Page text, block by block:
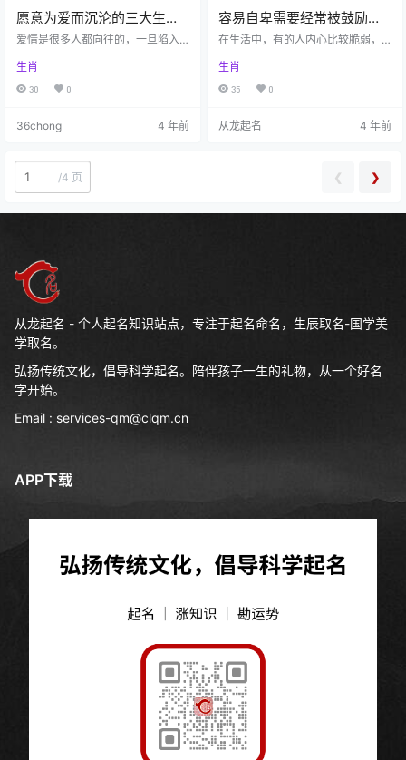
愿意为爱而沉沦的三大生肖
都有谁
爱情是很多人都向往的，一旦陷入
迷，迷失了自己，迷失了方向，只
能够为对方而活。爱情是甜蜜的，
意为爱付出。下面一起来看看愿意
心中是喜怒无常，性格不太好的。
但是属蛇的人一旦陷入爱情的时候
足够的安全感。属蛇的人愿意为了
生肖
30 0
36chong 4 年前
容易自卑需要经常被鼓励的
生肖
在生活中，有的人内心比较脆弱，
别是在遇到挫折的时候，常常都会
胡思乱想，需要别人的安慰。下面
是很没有安全感的人，他们在生活
都没有主见，喜欢询问别人的意
见。因为属龙人感觉自己很自卑，
得不够周全，要是反对他们的同时
生肖
35 0
从龙起名 4 年前
/4 页 ❮ ❯
从龙起名 - 个人起名知识站点，专注于起名命名，生辰取名-国学美
学取名。
弘扬传统文化，倡导科学起名。陪伴孩子一生的礼物，从一个好名
字开始。
Email : services-qm@clqm.cn
APP下载